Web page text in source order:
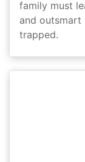
family must
and
trapped.